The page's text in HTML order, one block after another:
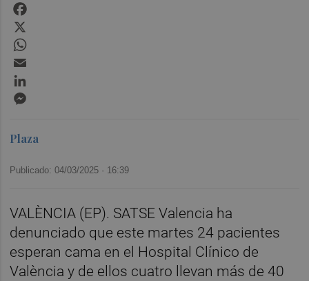
Plaza
Publicado: 04/03/2025 · 16:39
VALÈNCIA (EP). SATSE Valencia ha
denunciado que este martes 24 pacientes
esperan cama en el Hospital Clínico de
València y de ellos cuatro llevan más de 40